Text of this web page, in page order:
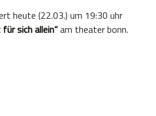
heute (22.03.) um 19:30 uhr
sich allein“am theater bonn.